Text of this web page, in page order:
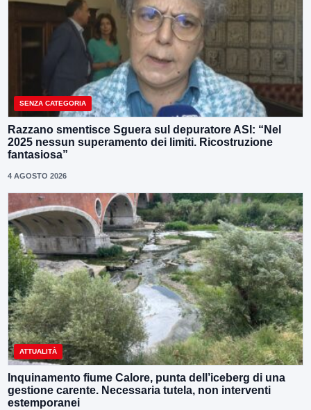
SENZA CATEGORIA
Razzano smentisce Sguera sul depuratore ASI: “Nel
2025 nessun superamento dei limiti. Ricostruzione
fantasiosa”
4 AGOSTO 2026
ATTUALITÀ
Inquinamento fiume Calore, punta dell’iceberg di una
gestione carente. Necessaria tutela, non interventi
estemporanei